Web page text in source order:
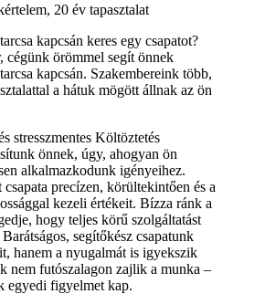
20 év tapasztalat
kapcsán keres egy csapatot?
cégünk örömmel segít önnek
kapcsán. Szakembereink több,
a hátuk mögött állnak az ön
stresszmentes Költöztetés
önnek, úgy, ahogyan ön
alkalmazkodunk igényeihez.
precízen, körültekintően és a
kezeli értékeit. Bízza ránk a
hogy teljes körű szolgáltatást
segítőkész csapatunk
hanem a nyugalmát is igyekszik
nem futószalagon zajlik a munka –
egyedi figyelmet kap.